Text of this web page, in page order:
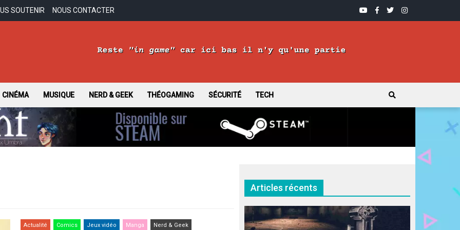
SOUTENIR NOUS CONTACTER YOUTUBEFACEBOOK
TWITTERINSTAGRAM
CINÉMA MUSIQUE NERD & GEEK THÉOGAMING SÉCURITÉ TECH
Actualité Comics Jeux vidéo Manga Nerd & Geek
Articles récents